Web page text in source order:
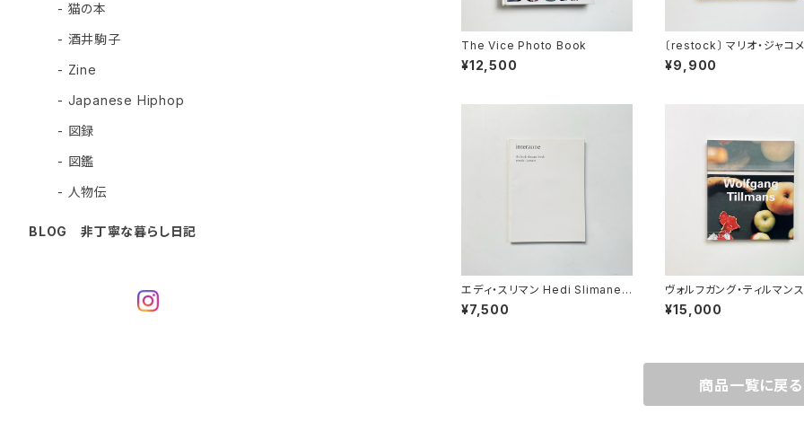
The Vice Photo Book
¥12,500
〔restock〕 マリオ・ジャコ
Mario Giacomelli | 黒と白
還の果てに <新装版>
¥9,900
エディ・スリマン Hedi Slimane |
Interzone - The Hedi Sliman
e Purple Book
¥7,500
ヴォルフガング・ティルマン
gang Tillmans（
y artists）
¥15,000
商品一覧に戻る
- 猫の本
- 酒井駒子
- Zine
- Japanese Hiphop
- 図録
- 図鑑
- 人物伝
BLOG 非丁寧な暮らし日記